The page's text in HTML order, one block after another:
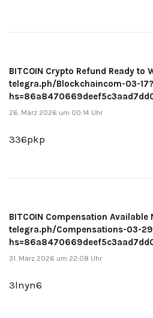
BITCOIN Crypto Refund Ready to
telegra.ph/Blockchaincom-03-17?
26. März 2026 um 00:14 Uhr
336pkp
BITCOIN Compensation Available
telegra.ph/Compensations-03-
31. März 2026 um 22:08 Uhr
3lnyn6